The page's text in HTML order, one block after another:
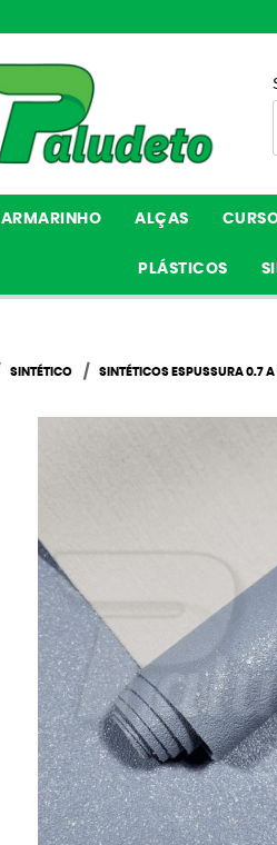
ARMARINHO ALÇAS
PLÁSTICOS
SINTÉTICO SINTÉTICOS ESPUSSURA 0.7